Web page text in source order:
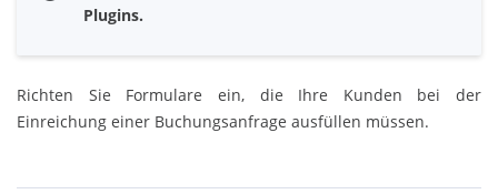
Plugins.
Richten Sie Formulare ein, die Ihre Kunden bei der
Einreichung einer Buchungsanfrage ausfüllen müssen.